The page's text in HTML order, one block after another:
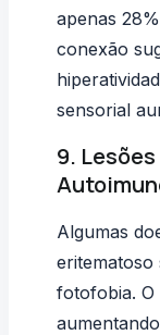
apenas
conexão
sensorial
9.
Algumas
eritematoso
fotofobia. O